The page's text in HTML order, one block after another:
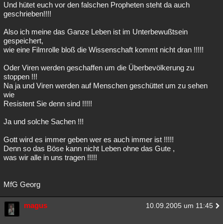
Und hütet euch vor den falschen Propheten steht da auch
geschrieben!!!!
Also ich meine das Ganze Leben ist im Unterbewußtsein
gespeichert,
wie eine Filmrolle bloß die Wissenschaft kommt nicht dran !!!!!
Oder Viren werden geschaffen um die Überbevölkerung zu
stoppen !!!
Na ja und Viren werden auf Menschen geschüttet um zu sehen
wie
Resistent Sie denn sind !!!!!
Ja und solche Sachen !!!
Gott wird es immer geben wer es auch immer ist !!!!!
Denn so das Böse kann nicht Leben ohne das Gute ,
was wir alle in uns tragen !!!!!
MfG Georg
magus 10.09.2005 um 11:45